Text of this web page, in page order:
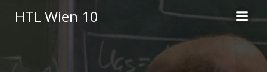
content
HTL Wien 10